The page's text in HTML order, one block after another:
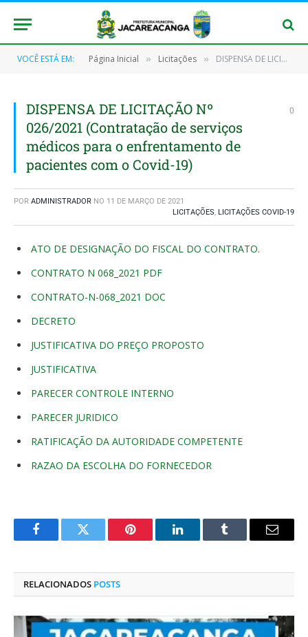
VOCÊ ESTÁ EM: Página Inicial » Licitações » DISPENSA DE LICITAÇÃO Nº 026/2021 (Contratação de serviços médicos para o enfrentamento de pacientes com o Covid-19)
DISPENSA DE LICITAÇÃO Nº
026/2021 (Contratação de serviços
médicos para o enfrentamento de
pacientes com o Covid-19)
0
POR ADMINISTRADOR NO 11 DE MARÇO DE 2021
LICITAÇÕES, LICITAÇÕES COVID-19
ATO DE DESIGNAÇÃO DO FISCAL DO CONTRATO.
CONTRATO N 068_2021 PDF
CONTRATO-N-068_2021 DOC
DECRETO
JUSTIFICATIVA DO PREÇO PROPOSTO
JUSTIFICATIVA
PARECER CONTROLE INTERNO
PARECER JURIDICO
RATIFICAÇÃO DA AUTORIDADE COMPETENTE
RAZAO DA ESCOLHA DO FORNECEDOR
FacebookTwitter Pinterest O
Tumblr
E-
RELACIONADOS POSTS